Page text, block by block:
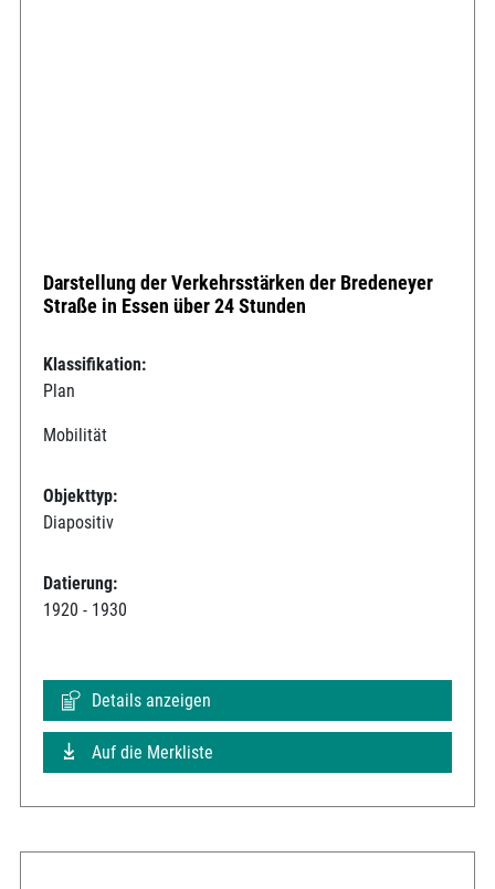
Darstellung der Verkehrsstärken der Bredeneyer
Straße in Essen über 24 Stunden
Klassifikation:
Plan
Mobilität
Objekttyp:
Diapositiv
Datierung:
1920 - 1930
Details anzeigen
Auf die Merkliste